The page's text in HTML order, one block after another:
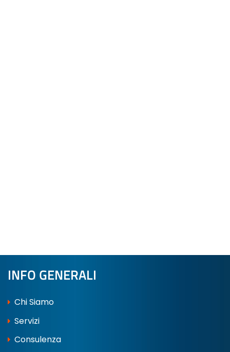
INFO GENERALI
Chi Siamo
Servizi
Consulenza